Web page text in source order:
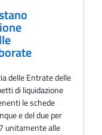
delle Entrate delle
di liquidazione
le schede
e del due per
unitamente alle